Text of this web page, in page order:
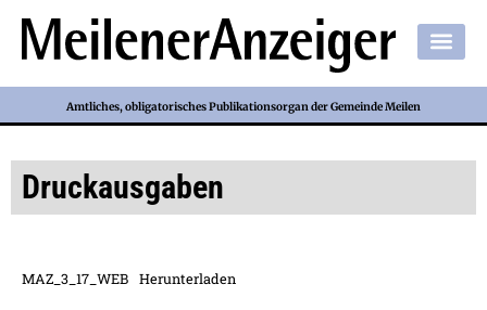
Amtliches, obligatorisches Publikationsorgan der Gemeinde Meilen
Druckausgaben
MAZ_3_17_WEB Herunterladen